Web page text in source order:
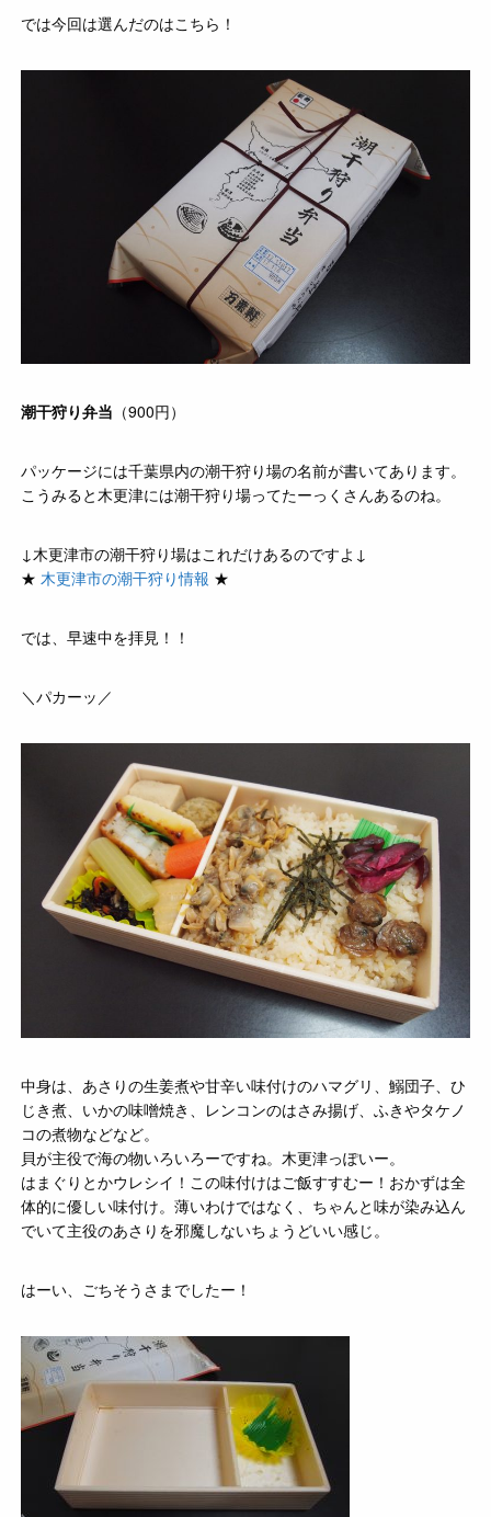
では今回は選んだのはこちら！
潮干狩り弁当 （900円）
パッケージには千葉県内の潮干狩り場の名前が書いてあります。
こうみると木更津には潮干狩り場ってたーっくさんあるのね。
↓木更津市の潮干狩り場はこれだけあるのですよ↓
★ 木更津市の潮干狩り情報 ★
では、早速中を拝見！！
＼パカーッ／
中身は、あさりの生姜煮や甘辛い味付けのハマグリ、鰯団子、ひ
じき煮、いかの味噌焼き、レンコンのはさみ揚げ、ふきやタケノ
コの煮物などなど。
貝が主役で海の物いろいろーですね。木更津っぽいー。
はまぐりとかウレシイ！この味付けはご飯すすむー！おかずは全
体的に優しい味付け。薄いわけではなく、ちゃんと味が染み込ん
でいて主役のあさりを邪魔しないちょうどいい感じ。
はーい、ごちそうさまでしたー！